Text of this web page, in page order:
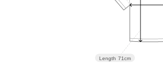
Length 71cm